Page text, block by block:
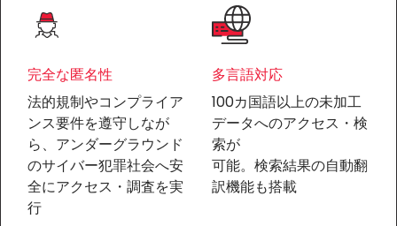
完全な匿名性
法的規制やコンプライア
ンス要件を遵守しなが
ら、アンダーグラウンド
のサイバー犯罪社会へ安
全にアクセス・調査を実
行
多言語対応
100カ国語以上の未加工
データへのアクセス・検
索が
可能。検索結果の自動翻
訳機能も搭載